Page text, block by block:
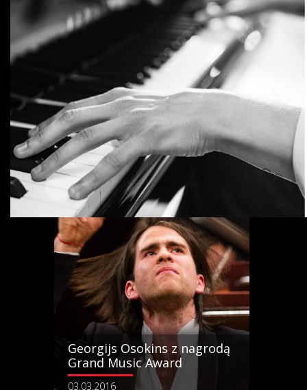
Seong-Jin Cho bohaterem
wystawy fotografii
08.03.2016
Georgijs Osokins z nagrodą
Grand Music Award
03.03.2016